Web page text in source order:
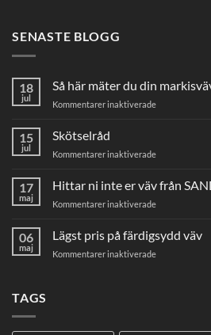
SENASTE BLOGG
18
jul
Så här mäter du din
Kommentarer inaktiveradeför
du
markisväv
15
jul
Skötselråd
Kommentarer inaktiveradeför
17
maj
Hittar ni inte er väv från
Kommentarer inaktiveradeför
inte
er
06
maj
Lägst pris på färdigsydd väv
Kommentarer inaktiveradeför
TAGS